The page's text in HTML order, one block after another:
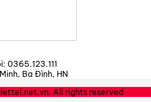
0365.123.111
Ba Đình, HN
All rights reserved